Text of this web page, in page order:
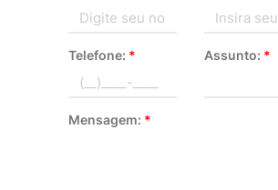
Telefone: * Assunto: *
Mensagem: *